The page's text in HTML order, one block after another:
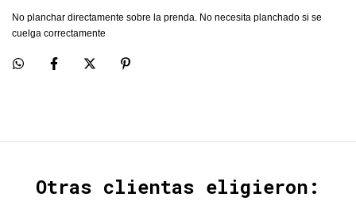
No planchar directamente sobre la prenda. No necesita planchado si se
cuelga correctamente
Otras clientas eligieron: